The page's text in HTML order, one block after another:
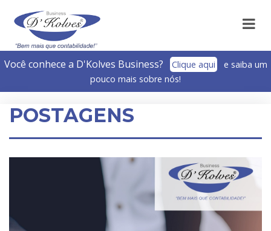
Você conhece a D'Kolves Business?­ Clique aqui
e saiba um
pouco mais sobre nós!
POSTAGENS